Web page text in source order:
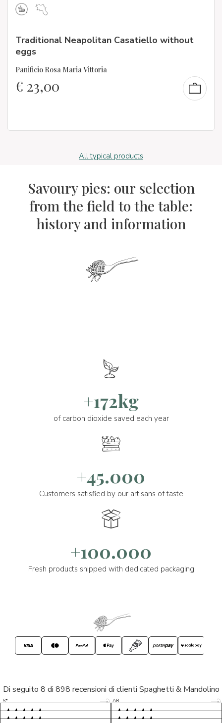
Traditional Neapolitan Casatiello without
eggs
Panificio Rosa Maria Vittoria
€ 23,00
All typical products
Savoury pies: our selection
from the field to the table:
history and information
+172kg
of carbon dioxide saved each year
+45.000
Customers satisfied by our artisans of taste
+100.000
Fresh products shipped with dedicated packaging
Di seguito 8 di 898 recensioni di clienti Spaghetti & Mandolino
S* 5/5
LP 5/5
M* 5/5
AR 5/5
D* 5/5
S* 5/5